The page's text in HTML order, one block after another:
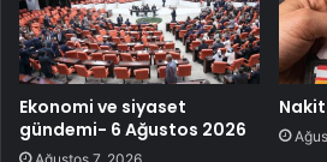
Ekonomi ve siyaset
gündemi- 6 Ağustos 2026